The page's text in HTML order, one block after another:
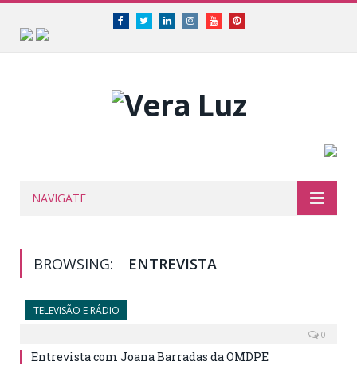
FacebookTwitterLinkedinInstagramYoutubePinterest
NAVIGATE
BROWSING: ENTREVISTA
TELEVISÃO E RÁDIO
0
Entrevista com Joana Barradas da OMDPE